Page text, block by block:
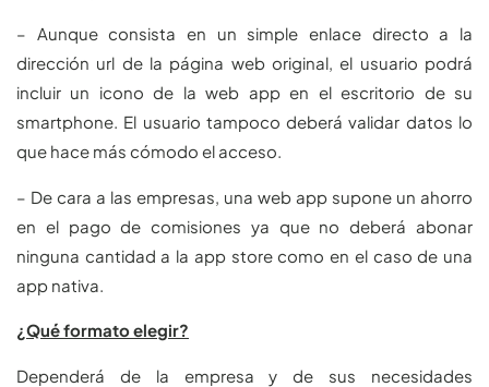
– Aunque consista en un simple enlace directo a la
dirección url de la página web original, el usuario podrá
incluir un icono de la web app en el escritorio de su
smartphone. El usuario tampoco deberá validar datos lo
que hace más cómodo el acceso.
– De cara a las empresas, una web app supone un ahorro
en el pago de comisiones ya que no deberá abonar
ninguna cantidad a la app store como en el caso de una
app nativa.
¿Qué formato elegir?
Dependerá de la empresa y de sus necesidades